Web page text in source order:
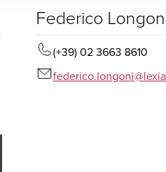
Federico
(+39) 02 3663 8610